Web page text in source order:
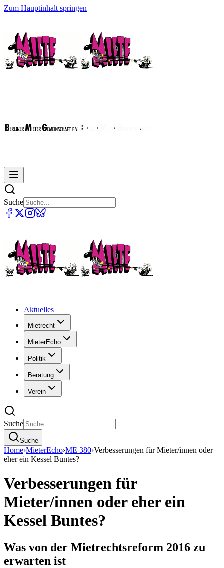
Zum Hauptinhalt springen
Suche
Aktuelles
Mietrecht
MieterEcho
Politik
Beratung
Verein
Suche
Suche
Home›MieterEcho›ME 380›Verbesserungen für Mieter/innen oder
eher ein Kessel Buntes?
Verbesserungen für
Mieter/innen oder eher ein
Kessel Buntes?
Was von der Mietrechtsreform 2016 zu
erwarten ist